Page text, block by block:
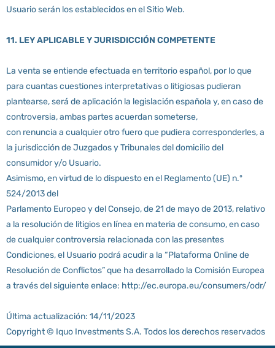
Usuario serán los establecidos en el Sitio Web.
11. LEY APLICABLE Y JURISDICCIÓN COMPETENTE
La venta se entiende efectuada en territorio español, por lo que
para cuantas cuestiones interpretativas o litigiosas pudieran
plantearse, será de aplicación la legislación española y, en caso de
controversia, ambas partes acuerdan someterse,
con renuncia a cualquier otro fuero que pudiera corresponderles, a
la jurisdicción de Juzgados y Tribunales del domicilio del
consumidor y/o Usuario.
Asimismo, en virtud de lo dispuesto en el Reglamento (UE) n.º
524/2013 del
Parlamento Europeo y del Consejo, de 21 de mayo de 2013, relativo
a la resolución de litigios en línea en materia de consumo, en caso
de cualquier controversia relacionada con las presentes
Condiciones, el Usuario podrá acudir a la “Plataforma Online de
Resolución de Conflictos” que ha desarrollado la Comisión Europea
a través del siguiente enlace: http://ec.europa.eu/consumers/odr/
Última actualización: 14/11/2023
Copyright © Iquo Investments S.A. Todos los derechos reservados